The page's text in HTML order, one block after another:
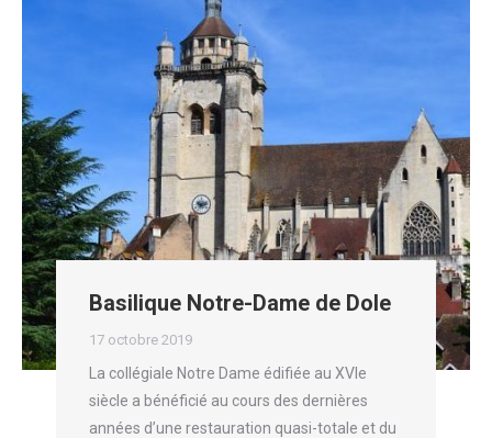
Basilique Notre-Dame de Dole
17 octobre 2019
La collégiale Notre Dame édifiée au XVIe
siècle a bénéficié au cours des dernières
années d’une restauration quasi-totale et du